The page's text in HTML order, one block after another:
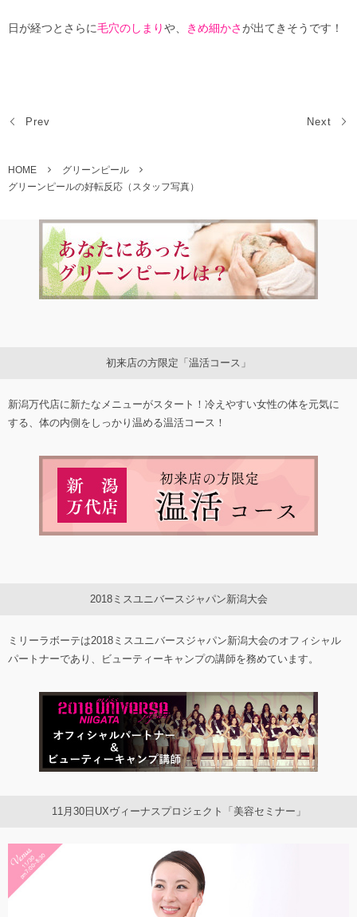
日が経つとさらに毛穴のしまり や、 きめ細かさ が出てきそうです！
Prev Next
HOME
グリーンピール
グリーンピールの好転反応（スタッフ写真）
初来店の方限定「温活コース」
新潟万代店に新たなメニューがスタート！冷えやすい女性の体を元気に
する、体の内側をしっかり温める温活コース！
2018ミスユニバースジャパン新潟大会
ミリーラボーテは2018ミスユニバースジャパン新潟大会のオフィシャル
パートナーであり、ビューティーキャンプの講師を務めています。
11月30日UXヴィーナスプロジェクト「美容セミナー」